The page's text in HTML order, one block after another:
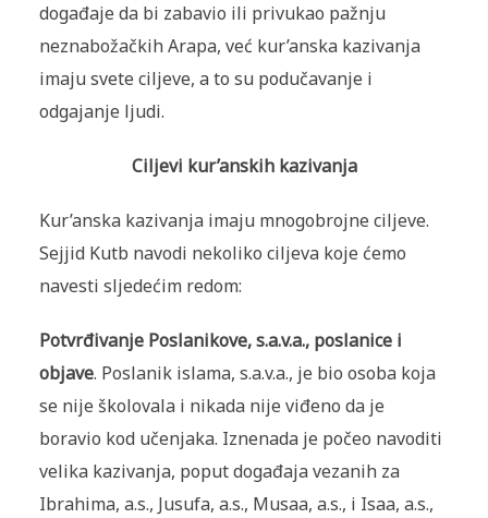
događaje da bi zabavio ili privukao pažnju
neznabožačkih Arapa, već kur’anska kazivanja
imaju svete ciljeve, a to su podučavanje i
odgajanje ljudi.
Ciljevi kur’anskih kazivanja
Kur’anska kazivanja imaju mnogobrojne ciljeve.
Sejjid Kutb navodi nekoliko ciljeva koje ćemo
navesti sljedećim redom:
Potvrđivanje Poslanikove, s.a.v.a., poslanice i
objave. Poslanik islama, s.a.v.a., je bio osoba koja
se nije školovala i nikada nije viđeno da je
boravio kod učenjaka. Iznenada je počeo navoditi
velika kazivanja, poput događaja vezanih za
Ibrahima, a.s., Jusufa, a.s., Musaa, a.s., i Isaa, a.s.,